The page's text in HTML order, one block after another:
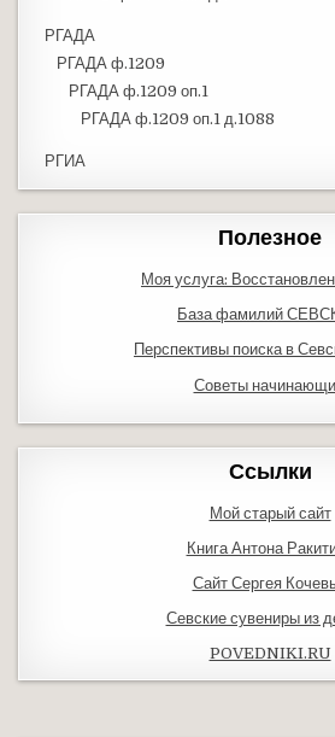
РГАДА
РГАДА ф.1209
РГАДА ф.1209 оп.1
РГАДА ф.1209 оп.1 д.1088
РГИА
Полезное
Моя услуга:
База фамилий
Перспективы поиска в
Советы
Ссылки
Мой старый сайт
Книга Антона
Сайт Сергея
Севские сувениры из
POVEDNIKI.RU